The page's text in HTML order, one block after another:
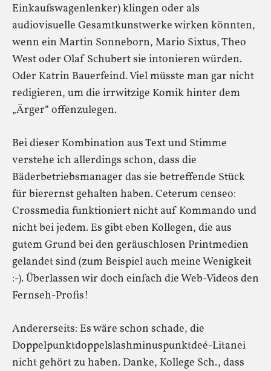
Einkaufswagenlenker) klingen oder als
audiovisuelle Gesamtkunstwerke wirken könnten,
wenn ein Martin Sonneborn, Mario Sixtus, Theo
West oder Olaf Schubert sie intonieren würden.
Oder Katrin Bauerfeind. Viel müsste man gar nicht
redigieren, um die irrwitzige Komik hinter dem
„Ärger“ offenzulegen.
Bei dieser Kombination aus Text und Stimme
verstehe ich allerdings schon, dass die
Bäderbetriebsmanager das sie betreffende Stück
für bierernst gehalten haben. Ceterum censeo:
Crossmedia funktioniert nicht auf Kommando und
nicht bei jedem. Es gibt eben Kollegen, die aus
gutem Grund bei den geräuschlosen Printmedien
gelandet sind (zum Beispiel auch meine Wenigkeit
:-). Überlassen wir doch einfach die Web-Videos den
Fernseh-Profis!
Andererseits: Es wäre schon schade, die
Doppelpunktdoppelslashminuspunktdeé-Litanei
nicht gehört zu haben. Danke, Kollege Sch., dass